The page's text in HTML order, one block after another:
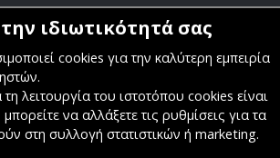
ιδιωτικότητά σας
cookies για την καλύτερη εμπειρία
λειτουργία του ιστοτόπου cookies είναι
να αλλάξετε τις ρυθμίσεις για τα
στη συλλογή στατιστικών ή marketing.